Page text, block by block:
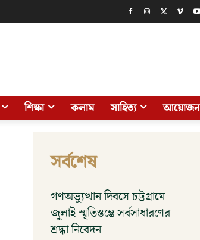
শিক্ষা কলাম সাহিত্য আয়োজন
সর্বশেষ
গণঅভ্যুত্থান দিবসে চট্টগ্রামে
জুলাই স্মৃতিস্তম্ভে সর্বসাধারণের
শ্রদ্ধা নিবেদন